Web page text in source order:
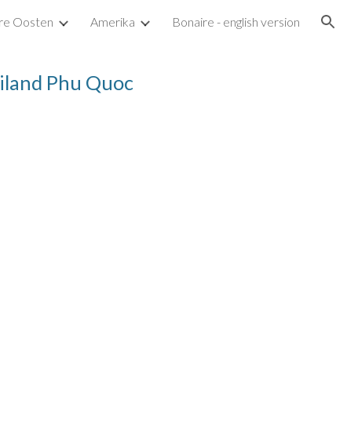
Oosten Amerika Bonaire - english version
Phu Quoc